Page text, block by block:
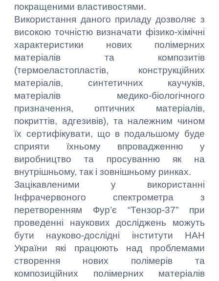
покращеними властивостями.
Використання даного приладу дозволяє з
високою точністю визначати фізико-хімічні
характеристики нових полімерних
матеріалів та композитів
(термоеластопластів, конструкційних
матеріалів, синтетичних каучуків,
матеріалів медико-біологічного
призначення, оптичних матеріалів,
покриттів, адгезивів), та належним чином
їх сертифікувати, що в подальшому буде
сприяти їхньому впровадженню у
виробництво та просуванню як на
внутрішньому, так і зовнішньому ринках.
Зацікавленими у використанні
Інфрачервоного спектрометра з
перетворенням Фур’є “Тензор-37” при
проведенні наукових досліджень можуть
бути науково-дослідні інститути НАН
України які працюють над проблемами
створення нових полімерів та
композиційних полімерних матеріалів